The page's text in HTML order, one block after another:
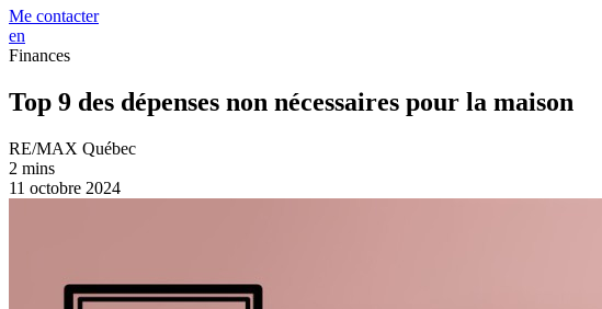
Me contacter
en
Finances
Top 9 des dépenses non nécessaires pour la maison
RE/MAX Québec
2 mins
11 octobre 2024